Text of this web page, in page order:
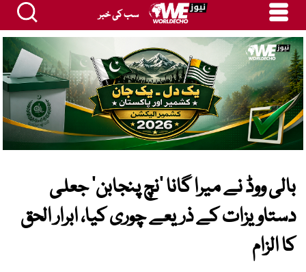
سب کی خبر
بالی ووڈ نے میرا گانا ’نچ پنجابن‘ جعلی
دستاویزات کے ذریعے چوری کیا، ابرار الحق
کا الزام